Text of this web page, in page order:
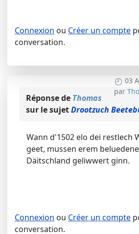
Connexion ou Créer un compte
conversation.
03
par
Réponse de Thomas
sur le sujetDrootzuch
Wann d'1502 elo dei restlech
geet, mussen erem
Däitschland geliwwert ginn.
Connexion ou Créer un compte
conversation.